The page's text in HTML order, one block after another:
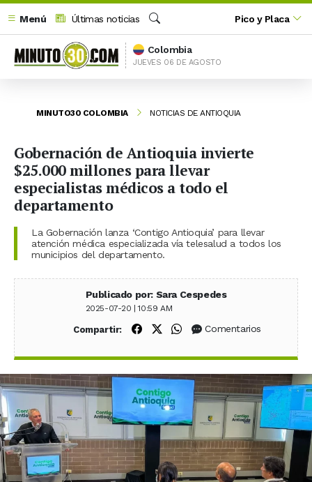
Menú
Últimas noticias
Buscar
Pico y Placa
Colombia
JUEVES 06 DE AGOSTO
MINUTO30 COLOMBIA NOTICIAS DE ANTIOQUIA
Gobernación de Antioquia invierte
$25.000 millones para llevar
especialistas médicos a todo el
departamento
La Gobernación lanza ‘Contigo Antioquia’ para llevar
atención médica especializada vía telesalud a todos los
municipios del departamento.
Publicado por: Sara Cespedes
2025-07-20 | 10:59 AM
Compartir: Compartir en Facebook
Compartir en X (Twitter)
Compartir en WhatsApp
Comentarios